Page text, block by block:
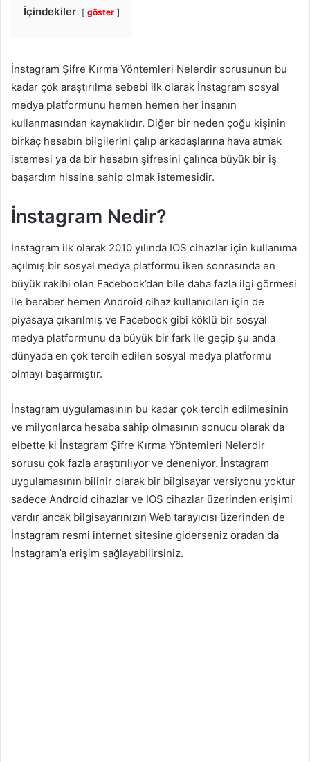
İçindekiler göster
İnstagram Şifre Kırma Yöntemleri Nelerdir sorusunun bu
kadar çok araştırılma sebebi ilk olarak İnstagram sosyal
medya platformunu hemen hemen her insanın
kullanmasından kaynaklıdır. Diğer bir neden çoğu kişinin
birkaç hesabın bilgilerini çalıp arkadaşlarına hava atmak
istemesi ya da bir hesabın şifresini çalınca büyük bir iş
başardım hissine sahip olmak istemesidir.
İnstagram Nedir?
İnstagram ilk olarak 2010 yılında IOS cihazlar için kullanıma
açılmış bir sosyal medya platformu iken sonrasında en
büyük rakibi olan Facebook’dan bile daha fazla ilgi görmesi
ile beraber hemen Android cihaz kullanıcıları için de
piyasaya çıkarılmış ve Facebook gibi köklü bir sosyal
medya platformunu da büyük bir fark ile geçip şu anda
dünyada en çok tercih edilen sosyal medya platformu
olmayı başarmıştır.
İnstagram uygulamasının bu kadar çok tercih edilmesinin
ve milyonlarca hesaba sahip olmasının sonucu olarak da
elbette ki İnstagram Şifre Kırma Yöntemleri Nelerdir
sorusu çok fazla araştırılıyor ve deneniyor. İnstagram
uygulamasının bilinir olarak bir bilgisayar versiyonu yoktur
sadece Android cihazlar ve IOS cihazlar üzerinden erişimi
vardır ancak bilgisayarınızın Web tarayıcısı üzerinden de
İnstagram resmi internet sitesine giderseniz oradan da
İnstagram’a erişim sağlayabilirsiniz.